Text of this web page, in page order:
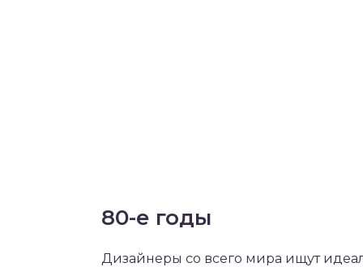
80-е годы
Дизайнеры со всего мира ищут